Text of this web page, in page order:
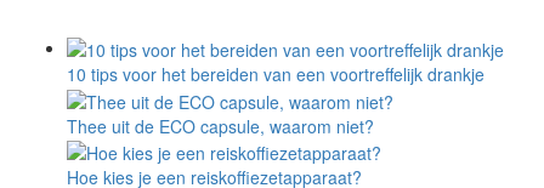
10 tips voor het bereiden van een voortreffelijk drankje
Thee uit de ECO capsule, waarom niet?
Hoe kies je een reiskoffiezetapparaat?